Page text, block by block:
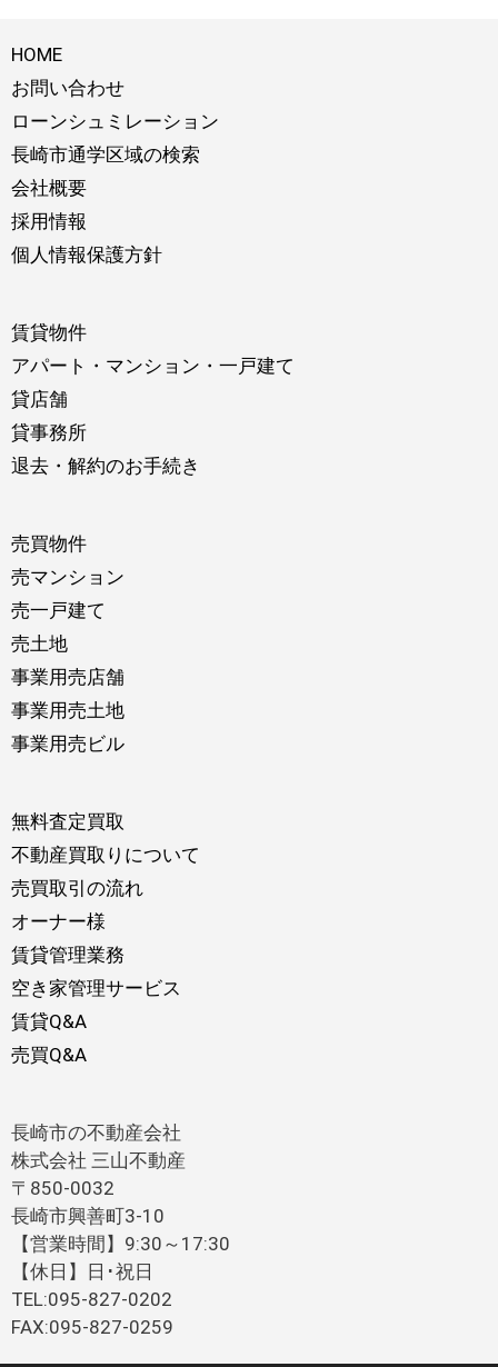
HOME
お問い合わせ
ローンシュミレーション
長崎市通学区域の検索
会社概要
採用情報
個人情報保護方針
賃貸物件
アパート・マンション・一戸建て
貸店舗
貸事務所
退去・解約のお手続き
売買物件
売マンション
売一戸建て
売土地
事業用売店舗
事業用売土地
事業用売ビル
無料査定買取
不動産買取りについて
売買取引の流れ
オーナー様
賃貸管理業務
空き家管理サービス
賃貸Q&A
売買Q&A
長崎市の不動産会社
株式会社 三山不動産
〒850-0032
長崎市興善町3-10
【営業時間】9:30～17:30
【休日】日･祝日
TEL:095-827-0202
FAX:095-827-0259